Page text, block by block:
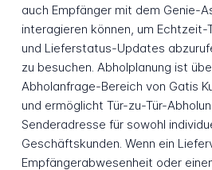
auch Empfänger mit dem Genie-
interagieren können, um
und Lieferstatus-Updates
zu besuchen. Abholplanung ist
Abholanfrage-Bereich von Gatis
und ermöglicht Tür-zu-Tür-
Senderadresse für sowohl
Geschäftskunden. Wenn ein
Empfängerabwesenheit oder